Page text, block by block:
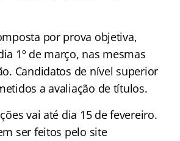
por prova objetiva,
1º de março, nas mesmas
Candidatos de nível superior
a avaliação de títulos.
vai até dia 15 de fevereiro.
ser feitos pelo site